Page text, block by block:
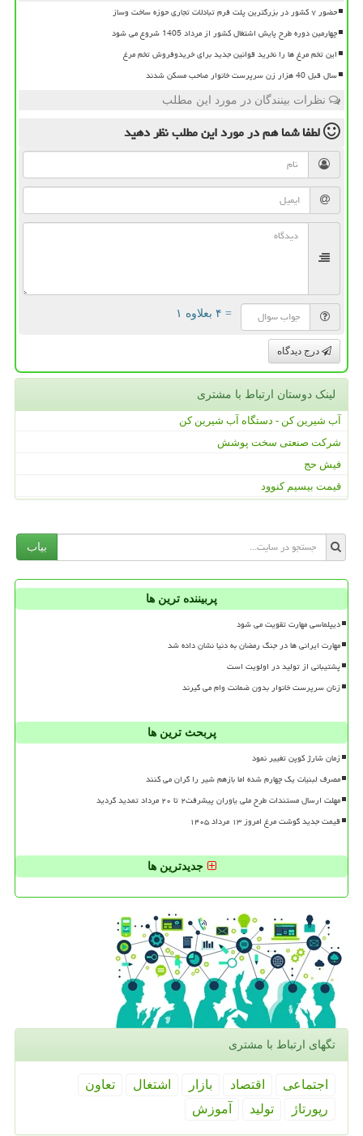
حضور ۷ کشور در بزرگترین پلت فرم تبادلات تجاری حوزه ساخت وساز
چهارمین دوره طرح پایش اشتغال کشور از مرداد 1405 شروع می شود
این تخم مرغ ها را نخرید قوانین جدید برای خریدوفروش تخم مرغ
سال قبل 40 هزار زن سرپرست خانوار صاحب مسکن شدند
نظرات بینندگان در مورد این مطلب
لطفا شما همدر مورد این مطلبنظر دهید
= ۴ بعلاوه ۱
درج دیدگاه
لینک دوستان ارتباط با مشتری
آب شیرین کن - دستگاه آب شیرین کن
شرکت صنعتی سخت پوشش
فیش حج
قیمت بیسیم کنوود
بیاب
پربیننده ترین ها
دیپلماسی مهارت تقویت می شود
مهارت ایرانی ها در جنگ رمضان به دنیا نشان داده شد
پشتیبانی از تولید در اولویت است
زنان سرپرست خانوار بدون ضمانت وام می گیرند
پربحث ترین ها
زمان شارژ کوپن تغییر نمود
مصرف لبنیات یک چهارم شده اما بازهم شیر را گران می کنند
مهلت ارسال مستندات طرح ملی یاوران پیشرفت۲ تا ۲۰ مرداد تمدید گردید
قیمت جدید گوشت مرغ امروز ۱۳ مرداد ۱۴۰۵
جدیدترین ها
تگهای ارتباط با مشتری
اجتماعی اقتصاد بازار اشتغال
تعاون
رپورتاژ
تولید آموزش